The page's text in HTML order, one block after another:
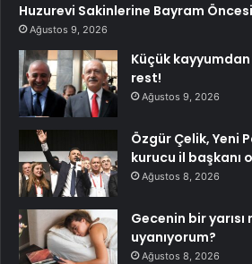
Huzurevi Sakinlerine Bayram Öncesi
Ağustos 9, 2026
Küçük
rest!
Ağustos 9, 2026
Özgür Çelik, Yeni
kurucu il başkanı
Ağustos 8, 2026
Gecenin bir
uyanıyorum?
Ağustos 8, 2026